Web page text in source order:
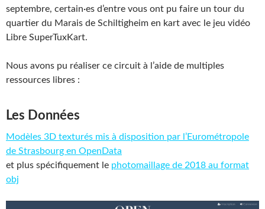
septembre, certain·es d’entre vous ont pu faire un tour du
quartier du Marais de Schiltigheim en kart avec le jeu vidéo
Libre SuperTuxKart.
Nous avons pu réaliser ce circuit à l’aide de multiples
ressources libres :
Les Données
Modèles 3D texturés mis à disposition par l’Eurométropole
de Strasbourg en OpenData
et plus spécifiquement le photomaillage de 2018 au format
obj